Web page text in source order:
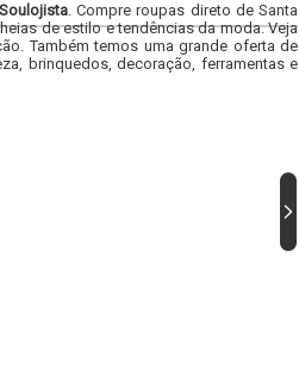
Soulojista. Compre roupas direto de Santa
de estilo e tendências da moda. Veja
Também temos uma grande oferta de
brinquedos, decoração, ferramentas e